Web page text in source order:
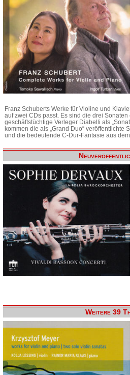
Franz Schuberts Werke für Violine und
auf zwei CDs passt. Es sind die drei
geschäftstüchtige Verleger Diabelli als
kommen die als „Grand Duo“ veröffentlichte
und die bedeutende C-Dur-Fantasie aus dem
Weitere 39